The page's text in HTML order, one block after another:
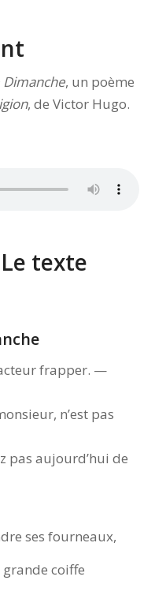
Dimanche, un poème
, de Victor Hugo.
texte
frapper. —
n’est pas
pas aujourd’hui de
ses fourneaux,
grande coiffe